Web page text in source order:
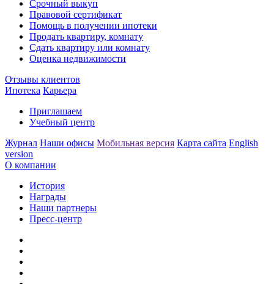
Срочный выкуп
Правовой сертификат
Помощь в получении ипотеки
Продать квартиру, комнату
Сдать квартиру или комнату
Оценка недвижимости
Отзывы клиентов
Ипотека Карьера
Приглашаем
Учебный центр
Журнал Наши офисы Мобильная версия Карта сайта English
version
О компании
История
Награды
Наши партнеры
Пресс-центр